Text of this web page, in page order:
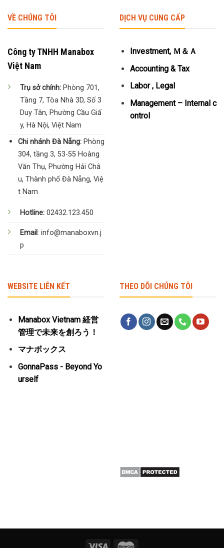
VỀ CHÚNG TÔI
Công ty TNHH Manabox
Việt Nam
Trụ sở chính: Phòng 701,
Tầng 7, Tòa Nhà 3D, Số 3
Duy Tân, Phường Cầu Giấ
y, Hà Nội, Việt Nam
Chi nhánh Đà Nẵng:Phòng
304, tầng 3, 53-55 Hoàng
Văn Thụ, Phường Hải Châ
u, Thành phố Đà Nẵng, Việ
t Nam
Hotline: 02432.123.450
Email: info@manaboxvn.j
p
DỊCH VỤ CUNG CẤP
Investment, Ｍ＆Ａ
Accounting & Tax
Labor , Legal
Management – Internal c
ontrol
WEBSITE LIÊN KẾT
Manabox Vietnam 経営
管理で未来を創ろう！
マナボックス
GonnaPass - Beyond Yo
urself
THEO DÕI CHÚNG TÔI